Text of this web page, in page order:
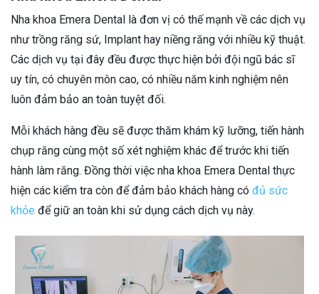
Nha khoa Emera Dental là đơn vị có thế mạnh về các dịch vụ
như trồng răng sứ, Implant hay niềng răng với nhiều kỹ thuật.
Các dịch vụ tại đây đều được thực hiện bởi đội ngũ bác sĩ
uy tín, có chuyên môn cao, có nhiều năm kinh nghiệm nên
luôn đảm bảo an toàn tuyệt đối.
Mỗi khách hàng đều sẽ được thăm khám kỹ lưỡng, tiến hành
chụp răng cùng một số xét nghiệm khác để trước khi tiến
hành làm răng. Đồng thời việc nha khoa Emera Dental thực
hiện các kiểm tra còn để đảm bảo khách hàng có đủ sức
khỏe để giữ an toàn khi sử dụng cách dịch vụ này.